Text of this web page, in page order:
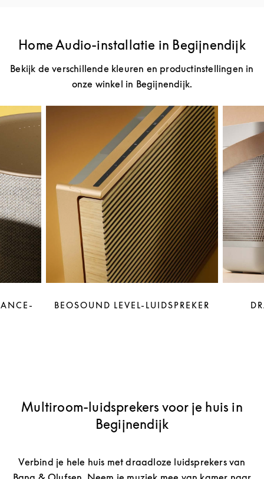
Home Audio-installatie in Begijnendijk
Bekijk de verschillende kleuren en productinstellingen in
onze winkel in Begijnendijk.
BEOSOUND LEVEL-LUIDSPREKER
Multiroom-luidsprekers voor je huis in
Begijnendijk
Verbind je hele huis met draadloze luidsprekers van